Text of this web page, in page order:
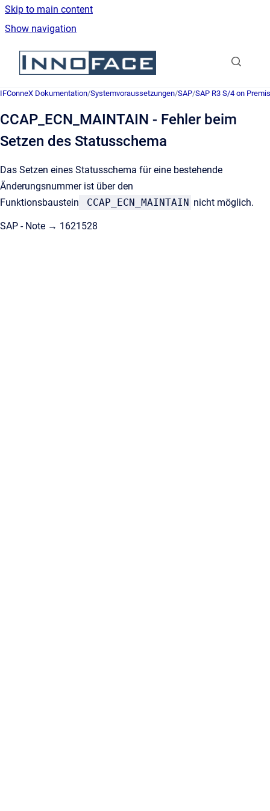
Skip to main content
Show navigation
Go to homepage
IFConneX Dokumentation/Systemvoraussetzungen/SAP/SAP R3 S/4 on
CCAP_ECN_MAINTAIN - Fehler beim
Setzen des Statusschema
Das Setzen eines Statusschema für eine bestehende
Änderungsnummer ist über den
Funktionsbaustein
CCAP_ECN_MAINTAIN nicht möglich.
SAP - Note → 1621528